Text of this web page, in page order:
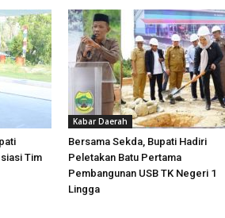
Tim
Kabar Daerah
Bersama Sekda, Bupati Hadiri
Peletakan Batu Pertama
Pembangunan USB TK Negeri 1
Lingga